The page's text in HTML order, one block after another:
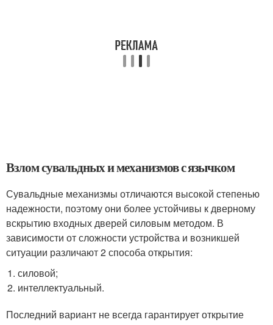
Взлом сувальдных и механизмов с язычком
Сувальдные механизмы отличаются высокой степенью
надежности, поэтому они более устойчивы к дверному
вскрытию входных дверей силовым методом. В
зависимости от сложности устройства и возникшей
ситуации различают 2 способа открытия:
силовой;
интеллектуальный.
Последний вариант не всегда гарантирует открытие